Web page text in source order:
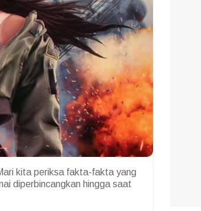
kita periksa fakta-fakta yang
diperbincangkan hingga saat